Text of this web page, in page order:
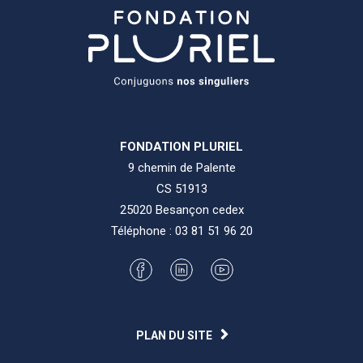
FONDATION PLURIEL
9 chemin de Palente
CS 51913
25020 Besançon cedex
Téléphone : 03 81 51 96 20